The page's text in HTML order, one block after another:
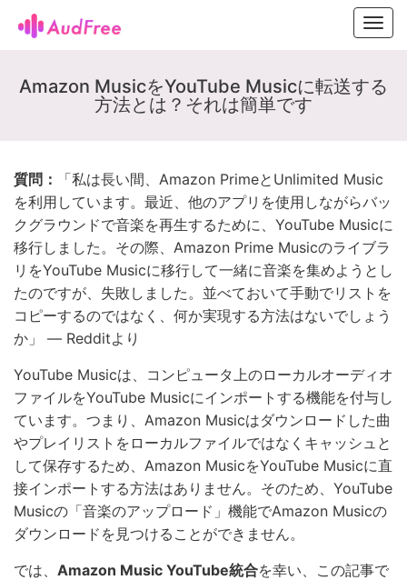
Amazon MusicをYouTube Musicに転送する
方法とは？それは簡単です
質問：
「私は長い間、Amazon PrimeとUnlimited Music
を利用しています。最近、他のアプリを使用しながらバッ
クグラウンドで音楽を再生するために、YouTube Musicに
移行しました。その際、Amazon Prime Musicのライブラ
リをYouTube Musicに移行して一緒に音楽を集めようとし
たのですが、失敗しました。並べておいて手動でリストを
コピーするのではなく、何か実現する方法はないでしょう
か」 — Redditより
YouTube Musicは、コンピュータ上のローカルオーディオ
ファイルをYouTube Musicにインポートする機能を付与し
ています。つまり、Amazon Musicはダウンロードした曲
やプレイリストをローカルファイルではなくキャッシュと
して保存するため、Amazon MusicをYouTube Musicに直
接インポートする方法はありません。そのため、YouTube
Musicの「音楽のアップロード」機能でAmazon Musicの
ダウンロードを見つけることができません。
では、 Amazon Music YouTube統合を幸い、この記事で